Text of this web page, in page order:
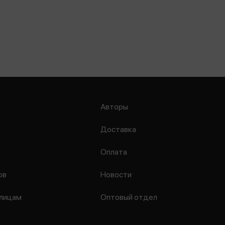
Авторы
Доставка
Оплата
Новости
Оптовый отдел